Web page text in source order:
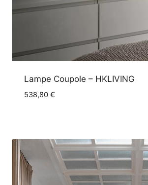
Lampe Coupole – HKLIVING
538,80 €